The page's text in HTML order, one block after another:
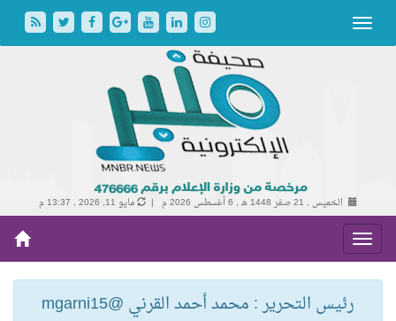
الخميس , 21 صفر 1448 هـ , 6 أغسطس 2026 م | مايو 11, 2026 , 13:37 م
رئيس التحرير : محمد أحمد القرني @mgarni15